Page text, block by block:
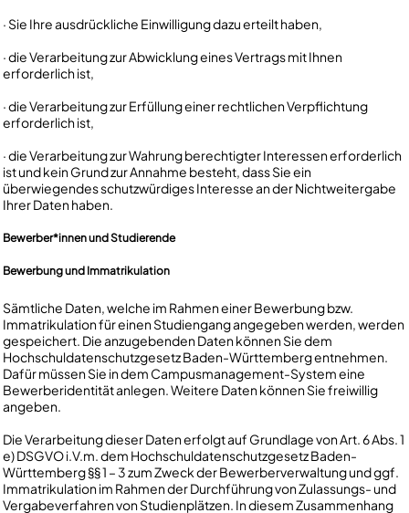
· Sie Ihre ausdrückliche Einwilligung dazu erteilt haben,
· die Verarbeitung zur Abwicklung eines Vertrags mit Ihnen
erforderlich ist,
· die Verarbeitung zur Erfüllung einer rechtlichen Verpflichtung
erforderlich ist,
· die Verarbeitung zur Wahrung berechtigter Interessen erforderlich
ist und kein Grund zur Annahme besteht, dass Sie ein
überwiegendes schutzwürdiges Interesse an der Nichtweitergabe
Ihrer Daten haben.
Bewerber*innen und Studierende
Bewerbung und Immatrikulation
Sämtliche Daten, welche im Rahmen einer Bewerbung bzw.
Immatrikulation für einen Studiengang angegeben werden, werden
gespeichert. Die anzugebenden Daten können Sie dem
Hochschuldatenschutzgesetz Baden-Württemberg entnehmen.
Dafür müssen Sie in dem Campusmanagement-System eine
Bewerberidentität anlegen. Weitere Daten können Sie freiwillig
angeben.
Die Verarbeitung dieser Daten erfolgt auf Grundlage von Art. 6 Abs. 1
e) DSGVO i.V.m. dem Hochschuldatenschutzgesetz Baden-
Württemberg §§ 1 – 3 zum Zweck der Bewerberverwaltung und ggf.
Immatrikulation im Rahmen der Durchführung von Zulassungs- und
Vergabeverfahren von Studienplätzen. In diesem Zusammenhang